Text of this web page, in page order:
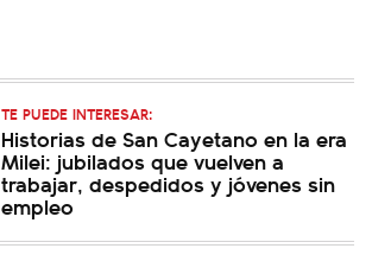
TE PUEDE INTERESAR:
Historias de San Cayetano en la era
Milei: jubilados que vuelven a
trabajar, despedidos y jóvenes sin
empleo